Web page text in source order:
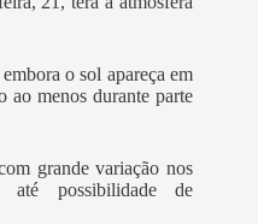
o sol apareça em
ao menos durante parte
grande variação nos
até possibilidade de